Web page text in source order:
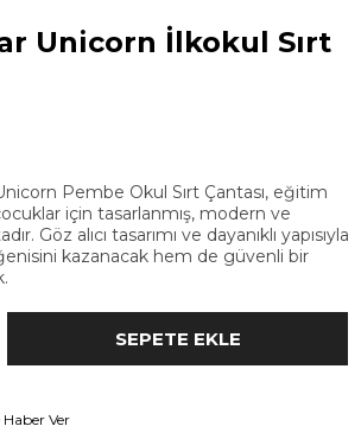
Unicorn İlkokul Sırt
Pembe Okul Sırt Çantası, eğitim
için tasarlanmış, modern ve
Göz alıcı tasarımı ve dayanıklı yapısıyla
kazanacak hem de güvenli bir
Ver